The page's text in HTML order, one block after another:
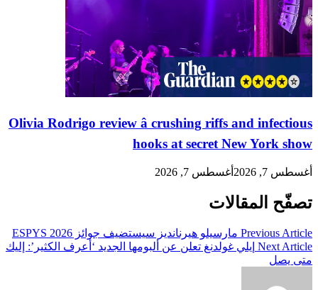
Olivia Rodrigo review â crushing riffs and infectious
hooks at secret New York show
أغسطس 7, 2026 أغسطس 7, 2026
تصفّح المقالات
Previous Article مارسيلو هيرنانديز سيستضيف جوائز ESPYS 2026
Next Article إيلي غولدنغ تعلن عن ألبومها الجديد ‘أعرف الكثير’: إليك
متى يصل